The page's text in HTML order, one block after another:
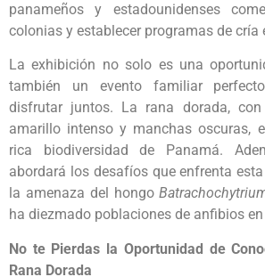
panameños y estadounidenses
colonias y establecer programas de cría
La exhibición no solo es una
también un evento familiar
disfrutar juntos. La rana dorada,
amarillo intenso y manchas oscuras,
rica biodiversidad de Panamá.
abordará los desafíos que enfrenta
la amenaza del hongo
ha diezmado poblaciones de anfibios
No te Pierdas la Oportunidad de
Rana Dorada